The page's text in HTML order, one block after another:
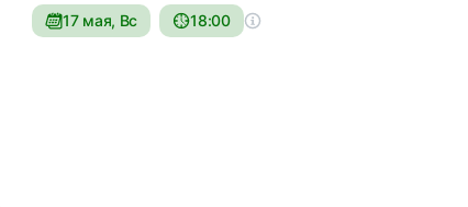
17 мая, Вс 18:00